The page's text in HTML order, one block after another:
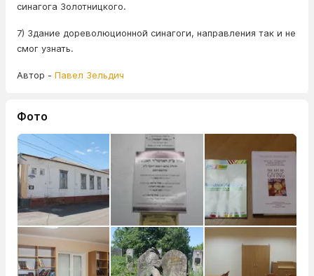
синагога Золотницкого.
7) Здание дореволюционной синагоги, направления так и не
смог узнать.
Автор - Павел Зельдич
Фото